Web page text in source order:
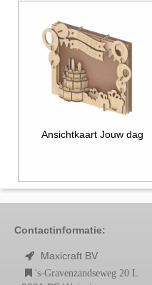
Ansichtkaart Jouw dag
Contactinformatie:
Maxicraft BV
's-Gravenzandseweg 20 L